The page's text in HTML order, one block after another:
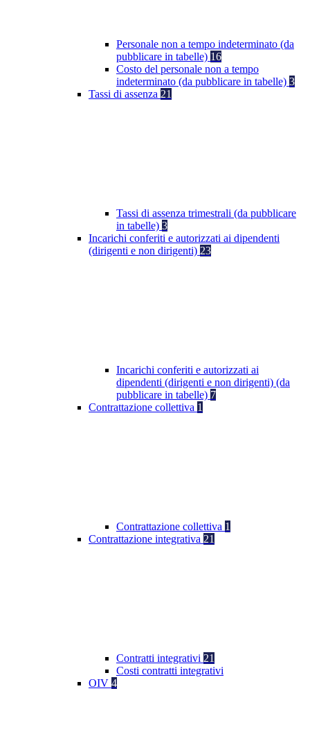
Personale non a tempo indeterminato (da
pubblicare in tabelle) 16
Costo del personale non a tempo
indeterminato (da pubblicare in tabelle) 3
Tassi di assenza 21
Tassi di assenza trimestrali (da pubblicare
in tabelle) 3
Incarichi conferiti e autorizzati ai dipendenti
(dirigenti e non dirigenti) 23
Incarichi conferiti e autorizzati ai
dipendenti (dirigenti e non dirigenti) (da
pubblicare in tabelle) 7
Contrattazione collettiva 1
Contrattazione collettiva 1
Contrattazione integrativa 21
Contratti integrativi 21
Costi contratti integrativi
OIV 4